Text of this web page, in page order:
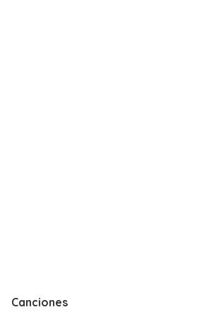
Canciones